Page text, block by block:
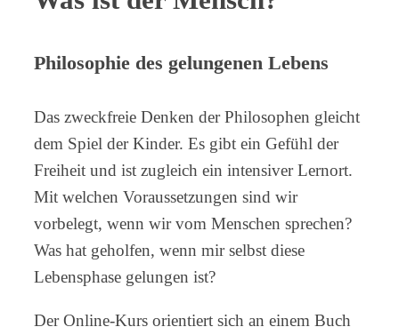
Philosophie des gelungenen Lebens
Das zweckfreie Denken der Philosophen gleicht
dem Spiel der Kinder. Es gibt ein Gefühl der
Freiheit und ist zugleich ein intensiver Lernort.
Mit welchen Voraussetzungen sind wir
vorbelegt, wenn wir vom Menschen sprechen?
Was hat geholfen, wenn mir selbst diese
Lebensphase gelungen ist?
Der Online-Kurs orientiert sich an einem Buch